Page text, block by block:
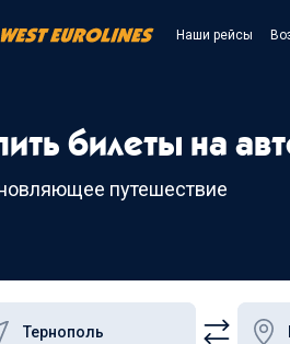
Наши рейсы
билеты на
путешествие